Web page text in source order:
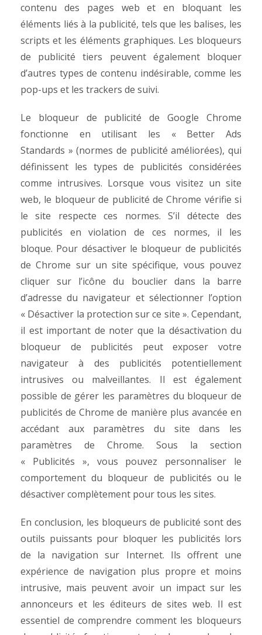
contenu des pages web et en bloquant les
éléments liés à la publicité, tels que les balises, les
scripts et les éléments graphiques. Les bloqueurs
de publicité tiers peuvent également bloquer
d’autres types de contenu indésirable, comme les
pop-ups et les trackers de suivi.
Le bloqueur de publicité de Google Chrome
fonctionne en utilisant les « Better Ads
Standards » (normes de publicité améliorées), qui
définissent les types de publicités considérées
comme intrusives. Lorsque vous visitez un site
web, le bloqueur de publicité de Chrome vérifie si
le site respecte ces normes. S’il détecte des
publicités en violation de ces normes, il les
bloque. Pour désactiver le bloqueur de publicités
de Chrome sur un site spécifique, vous pouvez
cliquer sur l’icône du bouclier dans la barre
d’adresse du navigateur et sélectionner l’option
« Désactiver la protection sur ce site ». Cependant,
il est important de noter que la désactivation du
bloqueur de publicités peut exposer votre
navigateur à des publicités potentiellement
intrusives ou malveillantes. Il est également
possible de gérer les paramètres du bloqueur de
publicités de Chrome de manière plus avancée en
accédant aux paramètres du site dans les
paramètres de Chrome. Sous la section
« Publicités », vous pouvez personnaliser le
comportement du bloqueur de publicités ou le
désactiver complètement pour tous les sites.
En conclusion, les bloqueurs de publicité sont des
outils puissants pour bloquer les publicités lors
de la navigation sur Internet. Ils offrent une
expérience de navigation plus propre et moins
intrusive, mais peuvent avoir un impact sur les
annonceurs et les éditeurs de sites web. Il est
essentiel de comprendre comment les bloqueurs